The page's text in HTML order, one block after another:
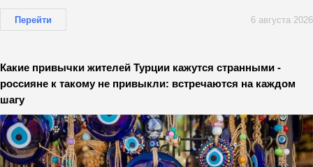
Перейти 6 августа 2026
Какие привычки жителей Турции кажутся странными -
россияне к такому не привыкли: встречаются на каждом
шагу